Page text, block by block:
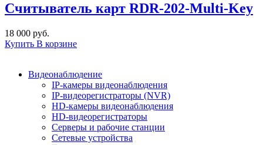
Cчитыватель карт RDR-202-Multi-Key
18 000 руб.
Купить В корзине
Видеонаблюдение
IP-камеры видеонаблюдения
IP-видеорегистраторы (NVR)
HD-камеры видеонаблюдения
HD-видеорегистраторы
Серверы и рабочие станции
Сетевые устройства